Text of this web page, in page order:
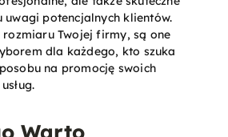
uwagi potencjalnych klientów.
rozmiaru Twojej firmy, są one
dla każdego, kto szuka
na promocję swoich
Warto